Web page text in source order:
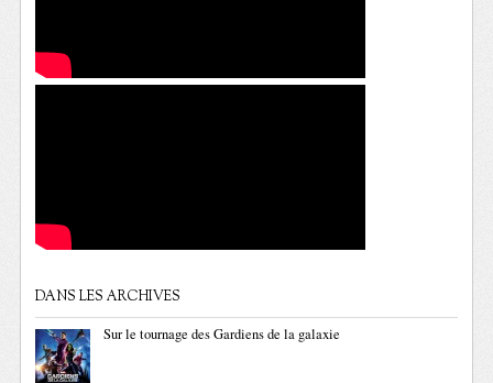
DANS LES ARCHIVES
Sur le tournage des Gardiens de la galaxie